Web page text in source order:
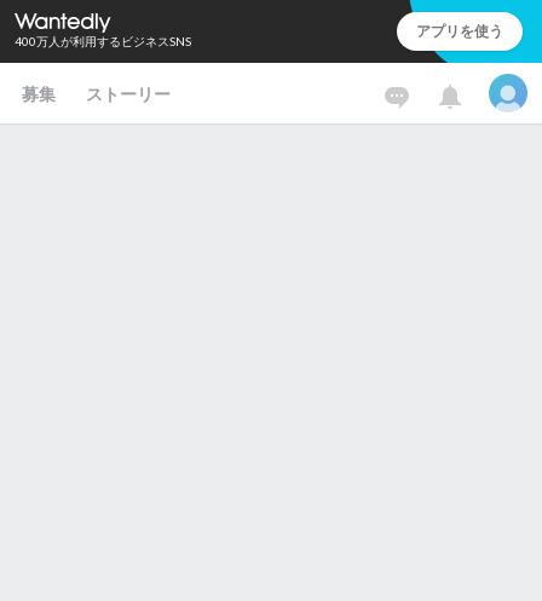
400万人が利用するビジネスSNS アプリを使う
募集 ストーリー